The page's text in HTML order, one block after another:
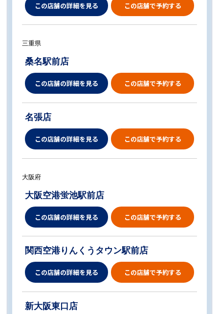
この店舗の詳細を見る この店舗で予約する
三重県
桑名駅前店
この店舗の詳細を見る この店舗で予約する
名張店
この店舗の詳細を見る この店舗で予約する
大阪府
大阪空港蛍池駅前店
この店舗の詳細を見る この店舗で予約する
関西空港りんくうタウン駅前店
この店舗の詳細を見る この店舗で予約する
新大阪東口店